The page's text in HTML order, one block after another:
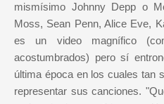
mismísimo Johnny Depp o
Moss, Sean Penn, Alice Eve,
es un video magnífico
acostumbrados) pero sí
última época en los cuales tan
representar sus canciones.